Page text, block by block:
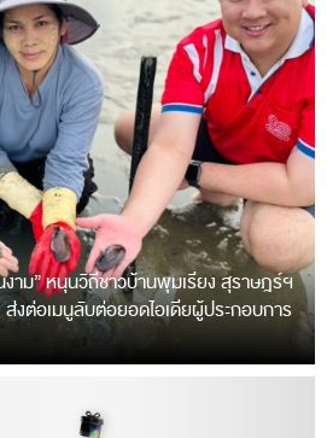
งาม” หนุนวิถีชาวบ้านพุมเรียง สุราษฎร์ฯ
งต่อเมนูลับต่อยอดไอเดียผู้ประกอบการ